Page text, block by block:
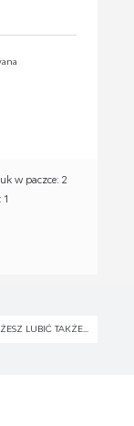
w paczce: 2
1
LUBIĆ TAKŻE...